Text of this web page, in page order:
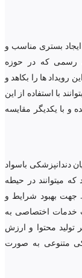
بستری مناسب و
رسمی که در حوزه
رویداد ها را بکاهد و
با استفاده از این
و با یکدیگر مقایسه
دندانپزشکی باسواد
میتوانند در حیطه
جهت بهبود شرایط و
خدمات اختصاصی به
تولید محتوا و ارزش
متنوعی به صورت